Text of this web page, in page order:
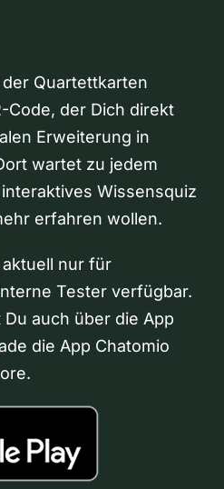
Quartettkarten
Code, der Dich direkt
Erweiterung in
wartet zu jedem
Wissensquiz
erfahren wollen.
nur für
Tester verfügbar.
auch über die App
die App Chatomio